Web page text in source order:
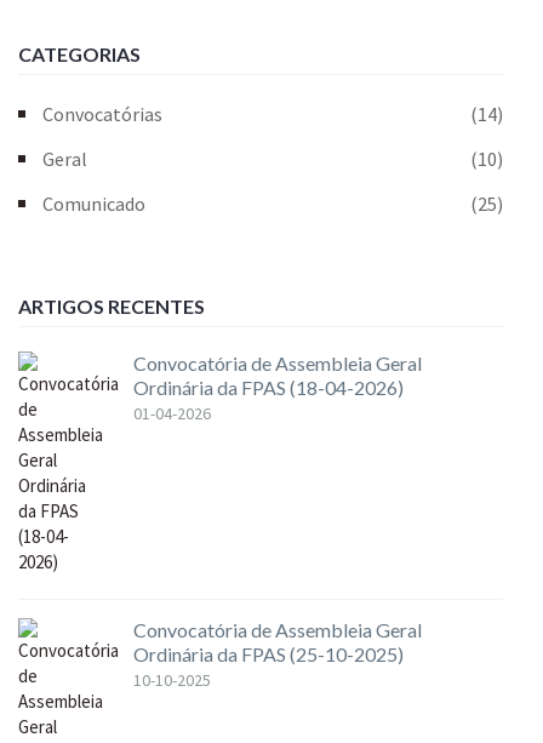
CATEGORIAS
Convocatórias
(14)
Geral
(10)
Comunicado
(25)
ARTIGOS RECENTES
Convocatória de Assembleia Geral
Ordinária da FPAS (18-04-2026)
01-04-2026
Convocatória de Assembleia Geral
Ordinária da FPAS (25-10-2025)
10-10-2025